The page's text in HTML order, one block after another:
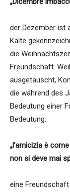
der Dezember ist
Kälte
die
Freundschaft.
ausgetauscht,
die während des
Bedeutung einer
Bedeutung:
„l’amicizia è
non si deve mai
eine